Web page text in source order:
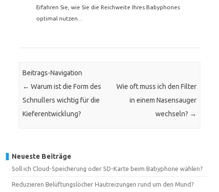
Erfahren Sie, wie Sie die Reichweite Ihres Babyphones
optimal nutzen...
Beitrags-Navigation
← Warum ist die Form des
Schnullers wichtig für die
Kieferentwicklung?
Wie oft muss ich den Filter
in einem Nasensauger
wechseln? →
Neueste Beiträge
Soll ich Cloud-Speicherung oder SD-Karte beim Babyphone wählen?
Reduzieren Belüftungslöcher Hautreizungen rund um den Mund?